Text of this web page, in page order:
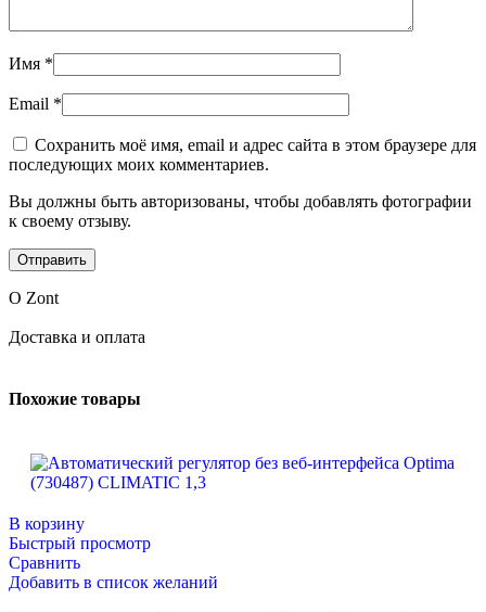
Имя *
Email *
Сохранить моё имя, email и адрес сайта в этом браузере для
последующих моих комментариев.
Вы должны быть авторизованы, чтобы добавлять фотографии
к своему отзыву.
О Zont
Доставка и оплата
Похожие товары
В корзину
Быстрый просмотр
Сравнить
Добавить в список желаний